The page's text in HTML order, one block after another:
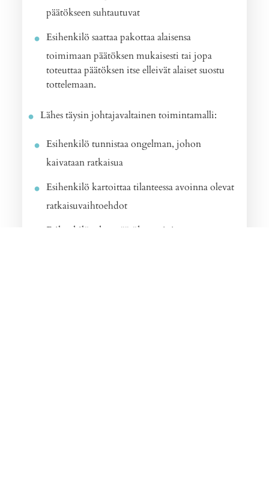
päätökseen suhtautuvat
Esihenkilö saattaa pakottaa alaisensa
toimimaan päätöksen mukaisesti tai jopa
toteuttaa päätöksen itse elleivät alaiset suostu
tottelemaan.
Lähes täysin johtajavaltainen toimintamalli:
Esihenkilö tunnistaa ongelman, johon
kaivataan ratkaisua
Esihenkilö kartoittaa tilanteessa avoinna olevat
ratkaisuvaihtoehdot
Esihenkilö tekee päätökset asioista, mutta